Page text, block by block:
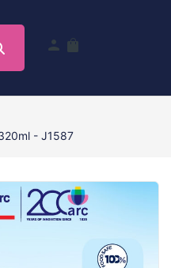
person shopping_bag
- J1587